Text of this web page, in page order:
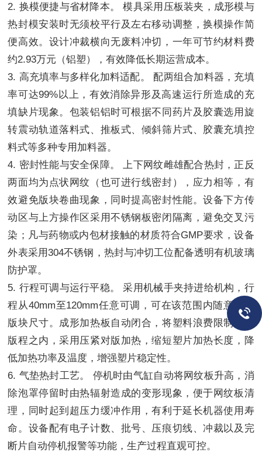
2. 换模便捷与省材降本。 模具采用压板装夹，成形模与
热封模安装时无须校平行及左右移动调整，换模操作简
便高效。设计冲裁横向无废料冲切，一年可节约材料费
约2.93万元（铝塑），有效降低长期运营成本。
3. 高充填率与多样化加料适配。 配两组合加料器，充填
率可达99%以上，有效消除异形及高速运行所造成的充
填缺片现象。包装铝铝时可根据不同药片及胶囊选用旋
转震动轨道落料式、推板式、倾斜筛片式、胶囊充填控
料式等多种专用加料器。
4. 密封性能与安全保障。 上下网纹雌雄配合热封，正反
两面均为点状网纹（也可进行线密封），应力相等，有
效避免版块卷曲现象，同时提高密封性能。设备下方传
动区与上方操作区采用不锈钢板密闭隔离，避免交叉污
染；凡与药物或内包材接触的材质符合GMP要求，设备
外表采用304不锈钢，热封与冲切工位配备透明有机玻璃
防护罩。
5. 行程可调与运行平稳。 采用机械手夹持进给机构，行
程从40mm至120mm任意可调，可在该范围内随意设计
版块尺寸。成形加热板自动闭合，将塑料浪费限制在一
版程之内，采用压紧对版加热，缩短塑片加热长度，降
低加热功率及温度，增强塑片稳定性。
6. 气垫热封工艺。 停机时由气缸自动将网纹板升高，消
除泡罩停留时由热辐射造成的变形现象，便于网纹板清
理，同时起到超压力缓冲作用，有利于延长机器使用寿
命。设备配有电子计数、批号、压痕切线、冲裁以及完
断片自动停机报警等功能，生产过程直观可控。